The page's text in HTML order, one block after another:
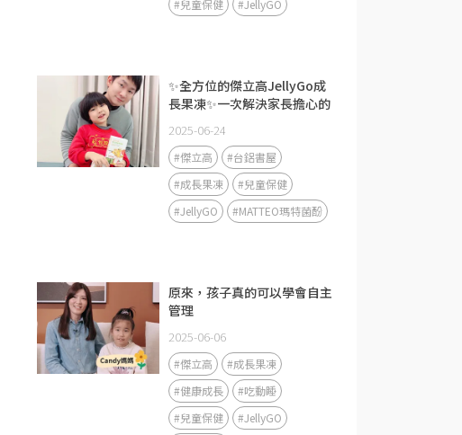
#兒童保健
#JellyGO
✨全方位的傑立高JellyGo成
長果凍✨一次解決家長擔心的
2025-06-24
#傑立高
#台鋁書屋
#成長果凍
#兒童保健
#JellyGO
#MATTEO瑪特菌酚
原來，孩子真的可以學會自主
管理
2025-06-06
#傑立高
#成長果凍
#健康成長
#吃動睡
#兒童保健
#JellyGO